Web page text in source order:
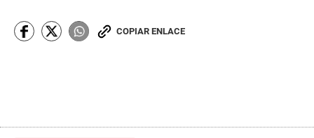
COPIAR ENLACE